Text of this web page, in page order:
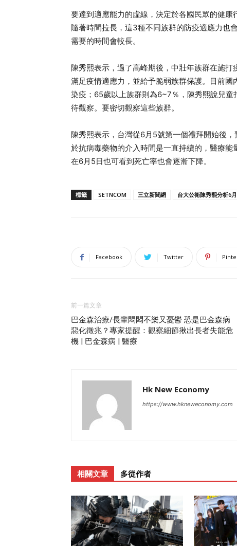
要達到適應能力的虛線，決定於各國民眾的健康
隨著時間拉長，這3種不同族群的防疫適應力也
需要的時間會較長。
陳秀熙表示，過了高峰期後，中壯年族群在施
滿足疫情適應力，並給予脆弱族群保護。目前
染疫；65歲以上族群則為6~7％，陳秀熙說兒
待觀察。要密切觀察這些族群。
陳秀熙表示，台灣從6月5號第一個禮拜開始後
於抗病毒藥物的介入時間是一直持續的，醫療能
在6月5日也可看到死亡率也會逐漸下降。
標籤 SETNCOM 三立新聞網 台大公衛陳秀熙分析6
Facebook Twitter
前一篇文章
巴金森治療/長輩悶悶不樂又憂鬱 恐是巴金森病
惡化徵兆？專家提醒：觀察細節揪出長者失能危
機 | 巴金森病 | 醫療
Hk New Economy
https://www.hkneweconomy.com
相關文章 多從作者